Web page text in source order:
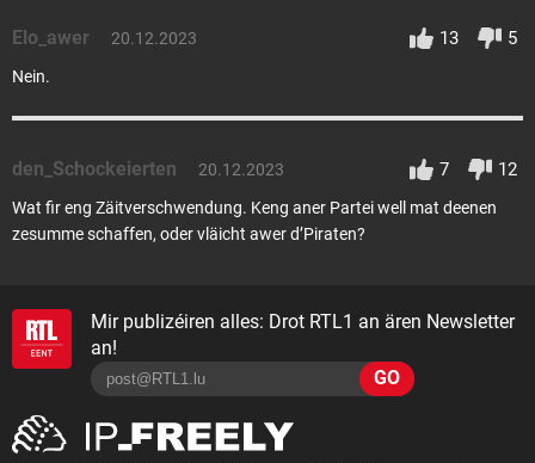
Elo_awer 20.12.2023 13 5
Nein.
den_Schockeierten 20.12.2023 7 12
Wat fir eng Zäitverschwendung. Keng aner Partei well mat deenen
zesumme schaffen, oder vläicht awer d’Piraten?
Mir publizéiren alles: Drot RTL1 an ären Newsletter
an!
GO